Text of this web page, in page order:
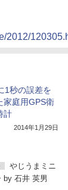
2012/
1秒の誤差を
家庭用GPS衛
計
2014年1月29日
やじうまミニ
by 石井 英男